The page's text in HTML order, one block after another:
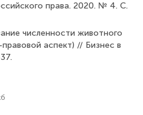
права. 2020. № 4. С.
численности животного
аспект) // Бизнес в